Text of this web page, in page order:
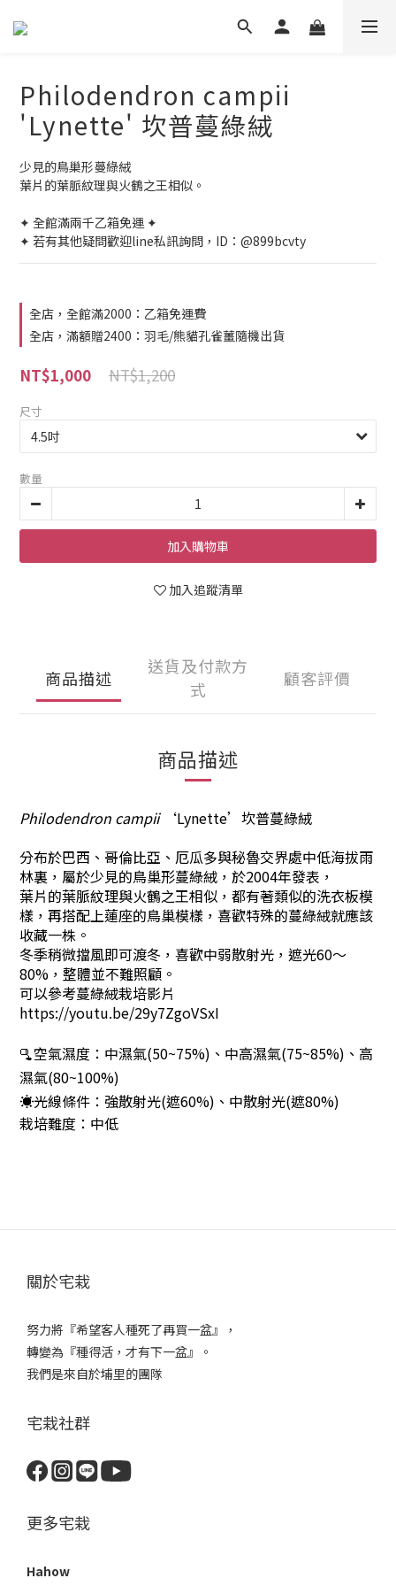
Philodendron campii
'Lynette' 坎普蔓綠絨
少見的鳥巢形蔓綠絨
葉片的葉脈紋理與火鶴之王相似。
✦ 全館滿兩千乙箱免運 ✦
✦ 若有其他疑問歡迎line私訊詢問，ID：@899bcvty
全店，全館滿2000：乙箱免運費
全店，滿額贈2400：羽毛/熊貓孔雀薑隨機出貨
NT$1,200
NT$1,000
尺寸
數量
加入購物車
加入追蹤清單
商品描述
送貨及付款方
式
顧客評價
商品描述
Philodendron campii‘Lynette’坎普蔓綠絨
分布於巴西、哥倫比亞、厄瓜多與秘魯交界處中低海拔雨
林裏，屬於少見的鳥巢形蔓綠絨，於2004年發表，
葉片的葉脈紋理與火鶴之王相似，都有著類似的洗衣板模
樣，再搭配上蓮座的鳥巢模樣，喜歡特殊的蔓綠絨就應該
收藏一株。
冬季稍微擋風即可渡冬， 喜歡中弱散射光，遮光60～
80%，整體並不難照顧。
可以參考蔓綠絨栽培影片
https://youtu.be/29y7ZgoVSxI
🫗空氣濕度： 中濕氣(50~75%) 、 中高濕氣(75~85%)、 高
濕氣(80~100%)
☀️光線條件： 強散射光(遮60%) 、 中散射光(遮80%)
栽培難度：中低
關於宅栽
努力將『希望客人種死了再買一盆』，
轉變為『種得活，才有下一盆』。
我們是來自於埔里的團隊
宅栽社群
更多宅栽
Hahow